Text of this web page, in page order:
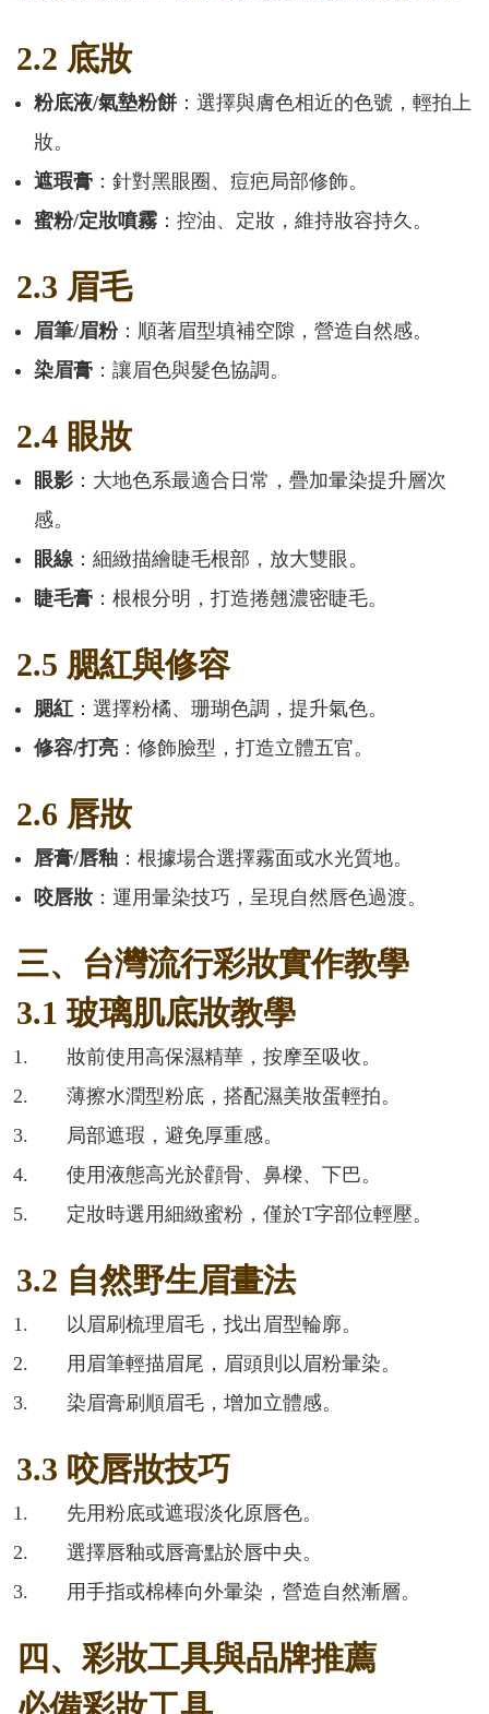
2.2 底妝
粉底液/氣墊粉餅 ：選擇與膚色相近的色號，輕拍上
妝。
遮瑕膏 ：針對黑眼圈、痘疤局部修飾。
蜜粉/定妝噴霧 ：控油、定妝，維持妝容持久。
2.3 眉毛
眉筆/眉粉：順著眉型填補空隙，營造自然感。
染眉膏 ：讓眉色與髮色協調。
2.4 眼妝
眼影 ：大地色系最適合日常，疊加暈染提升層次
感。
眼線：細緻描繪睫毛根部，放大雙眼。
睫毛膏 ：根根分明，打造捲翹濃密睫毛。
2.5 腮紅與修容
腮紅 ：選擇粉橘、珊瑚色調，提升氣色。
修容/打亮 ：修飾臉型，打造立體五官。
2.6 唇妝
唇膏/唇釉 ：根據場合選擇霧面或水光質地。
咬唇妝 ：運用暈染技巧，呈現自然唇色過渡。
三、台灣流行彩妝實作教學
3.1 玻璃肌底妝教學
妝前使用高保濕精華，按摩至吸收。
薄擦水潤型粉底，搭配濕美妝蛋輕拍。
局部遮瑕，避免厚重感。
使用液態高光於顴骨、鼻樑、下巴。
定妝時選用細緻蜜粉，僅於T字部位輕壓。
3.2 自然野生眉畫法
以眉刷梳理眉毛，找出眉型輪廓。
用眉筆輕描眉尾，眉頭則以眉粉暈染。
染眉膏刷順眉毛，增加立體感。
3.3 咬唇妝技巧
先用粉底或遮瑕淡化原唇色。
選擇唇釉或唇膏點於唇中央。
用手指或棉棒向外暈染，營造自然漸層。
四、彩妝工具與品牌推薦